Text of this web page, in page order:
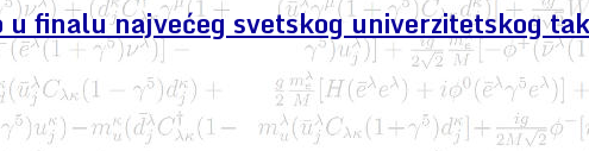
finalu najvećeg svetskog univerzitetskog